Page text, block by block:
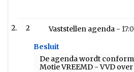
2 Vaststellen agenda -
Besluit
De agenda wordt
Motie VREEMD - VVD